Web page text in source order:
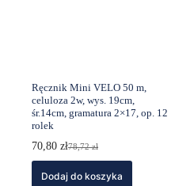
Ręcznik Mini VELO 50 m,
celuloza 2w, wys. 19cm,
śr.14cm, gramatura 2×17, op. 12
rolek
78,72zł
Pierwotna
cena
wynosiła:
70,80 złAktualna
cena
wynosi:
Dodaj do koszyka